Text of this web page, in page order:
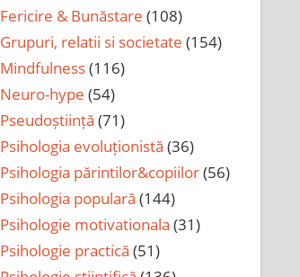
Fericire & Bunăstare (108)
Grupuri, relatii si societate (154)
Mindfulness(116)
Neuro-hype (54)
Pseudoștiință (71)
Psihologia evoluționistă (36)
Psihologia părintilor&copiilor(56)
Psihologia populară (144)
Psihologie motivationala (31)
Psihologie practică (51)